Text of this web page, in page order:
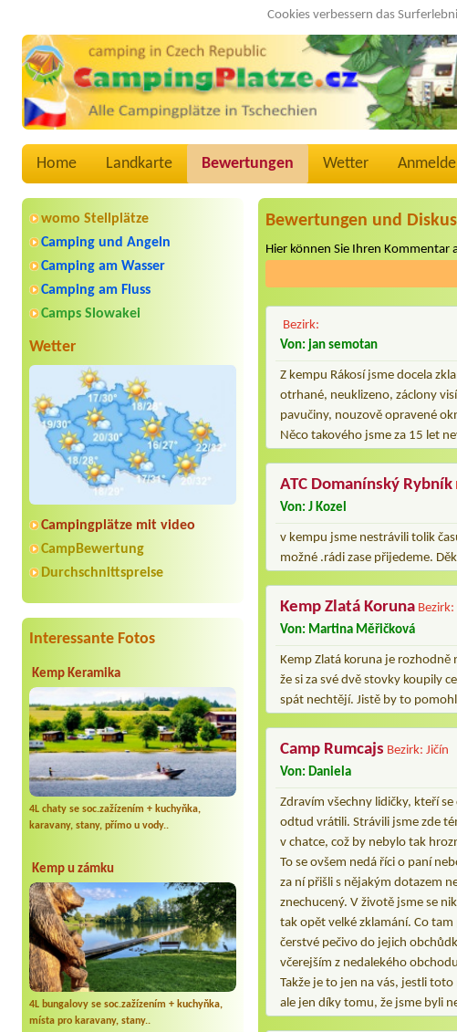
Cookies verbessern das
Home Landkarte Bewertungen Wetter
womo Stellplätze
Camping und Angeln
Camping am Wasser
Camping am Fluss
Camps Slowakei
Wetter
Campingplätze mit video
CampBewertung
Durchschnittspreise
Interessante Fotos
Kemp Keramika
4L chaty se soc.zažízením + kuchyňka,
karavany, stany, přímo u vody..
Kemp u zámku
4L bungalovy se soc.zažízením + kuchyňka,
místa pro karavany, stany..
Bewertungen und
Hier können Sie Ihren Kommentar
Bezirk:
Von: jan semotan
Z kempu Rákosí jsme docela
otrhané, neuklizeno, záclony
pavučiny, nouzově opravené
Něco takového jsme za 15 let
ATC Domanínský Rybník
Von: J Kozel
v kempu jsme nestrávili tolik
možné .rádi zase přijedeme.
Kemp Zlatá Koruna
Von: Martina Měřičková
Kemp Zlatá koruna je
že si za své dvě stovky koupily
spát nechtějí. Jistě by to
Camp Rumcajs Bezirk: Jičín
Von: Daniela
Zdravím všechny lidičky, kteří
odtud vrátili. Strávili jsme zde
v chatce, což by nebylo tak
To se ovšem nedá říci o paní
za ní přišli s nějakým dotazem
znechucený. V životě jsme se
tak opět velké zklamání. Co
čerstvé pečivo do jejich
včerejším z nedalekého
Takže je to jen na vás, jestli
ale jen díky tomu, že jsme byli